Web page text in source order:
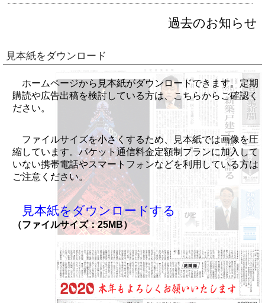
過去のお知らせ
見本紙をダウンロード
ホームページから見本紙がダウンロードできます。定期
購読や広告出稿を検討している方は、こちらからご確認く
ださい。
ファイルサイズを小さくするため、見本紙では画像を圧
縮しています。パケット通信料金定額制プランに加入して
いない携帯電話やスマートフォンなどを利用している方は
ご注意ください。
見本紙をダウンロードする
（ファイルサイズ：25MB）